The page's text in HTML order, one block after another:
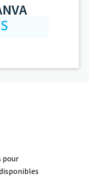
pour